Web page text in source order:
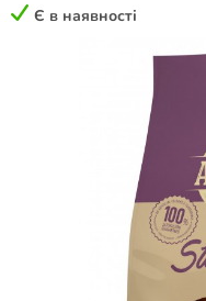
Є в наявності